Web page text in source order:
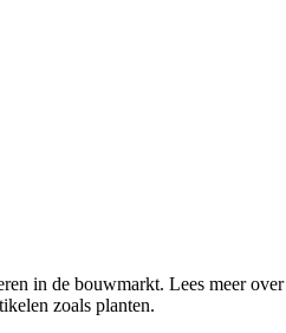
in de bouwmarkt. Lees meer over
zoals planten.